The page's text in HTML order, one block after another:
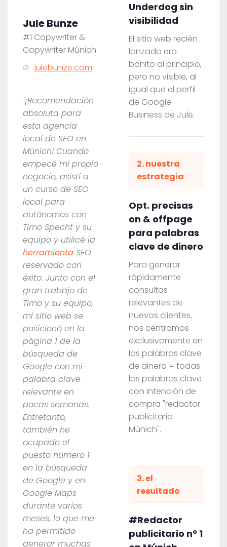
Jule Bunze
#1 Copywriter &
Copywriter Múnich
julebunze.com
"¡Recomendación
absoluta para
esta agencia
local de SEO en
Múnich! Cuando
empecé mi propio
negocio, asistí a
un curso de SEO
local para
autónomos con
Timo Specht y su
equipo y utilicé la
herramienta SEO
reservado con
éxito. Junto con el
gran trabajo de
Timo y su equipo,
mi sitio web se
posicionó en la
página 1 de la
búsqueda de
Google con mi
palabra clave
relevante en
pocas semanas.
Entretanto,
también he
ocupado el
puesto número 1
en la búsqueda
de Google y en
Google Maps
durante varios
meses, lo que me
ha permitido
generar muchas
Underdog sin
visibilidad
El sitio web recién
lanzado era
bonito al principio,
pero no visible, al
igual que el perfil
de Google
Business de Jule.
2. nuestra
estrategia
Opt. precisas
on & offpage
para palabras
clave de dinero
Para generar
rápidamente
consultas
relevantes de
nuevos clientes,
nos centramos
exclusivamente en
las palabras clave
de dinero = todas
las palabras clave
con intención de
compra "redactor
publicitario
Múnich".
3. el
resultado
#Redactor
publicitario nº 1